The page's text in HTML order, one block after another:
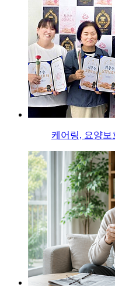
케어링, 요양보